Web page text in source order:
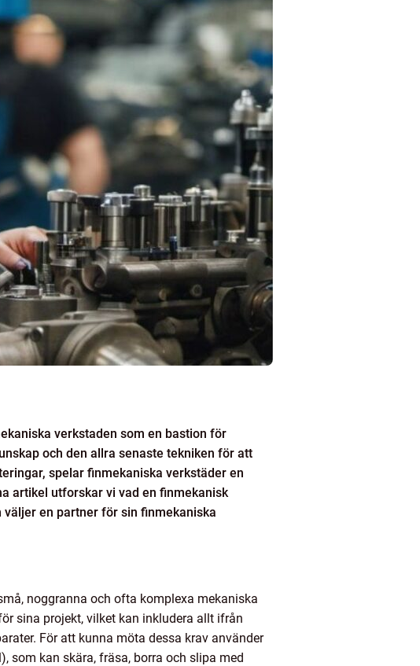
verkstaden som en bastion för
och den allra senaste tekniken för att
spelar finmekaniska verkstäder en
artikel utforskar vi vad en finmekanisk
en partner för sin finmekaniska
noggranna och ofta komplexa mekaniska
sina projekt, vilket kan inkludera allt ifrån
För att kunna möta dessa krav använder
som kan skära, fräsa, borra och slipa med